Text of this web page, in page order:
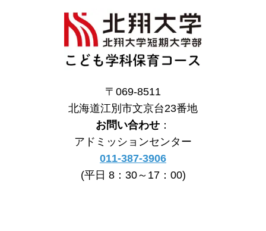
〒069-8511
北海道江別市文京台23番地
お問い合わせ ：
アドミッションセンター
011-387-3906
(平日 8：30～17：00)